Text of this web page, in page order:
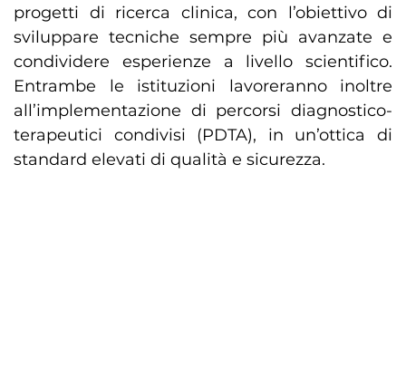
progetti di ricerca clinica, con l’obiettivo di
sviluppare tecniche sempre più avanzate e
condividere esperienze a livello scientifico.
Entrambe le istituzioni lavoreranno inoltre
all’implementazione di percorsi diagnostico-
terapeutici condivisi (PDTA), in un’ottica di
standard elevati di qualità e sicurezza.